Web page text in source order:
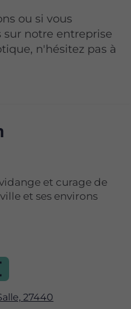
ou si vous
sur notre entreprise
n'hésitez pas à
27440
et curage de
et ses environs